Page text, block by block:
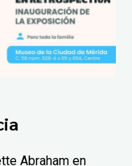
Abraham en